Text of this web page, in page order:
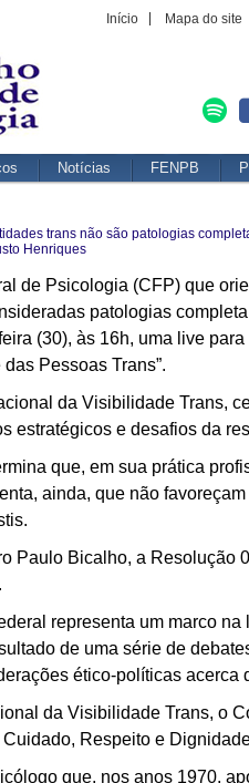
Início Mapa do site
Notícias FENPB
trans não são patologias
Henriques
de Psicologia (CFP) que
patologias
(30), às 16h, uma live
Pessoas Trans”.
da Visibilidade Trans,
estratégicos e desafios da
que, em sua prática
ainda, que não
Paulo Bicalho, a
representa um marco
de uma série de
ético-políticas acerca
da Visibilidade Trans, o
Respeito e
que, nos anos 1970,